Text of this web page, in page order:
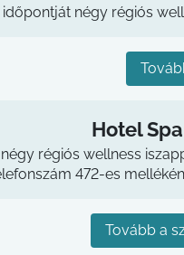
időpontját négy régiós
Hotel
régiós wellness
472-es
Tovább a